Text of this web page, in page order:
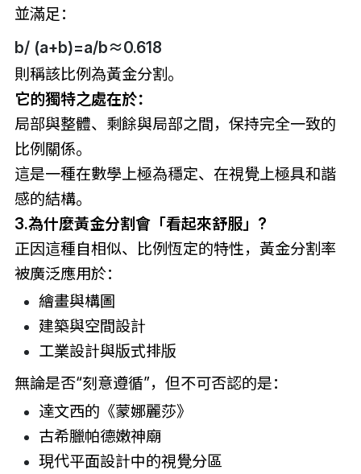
並滿足：
b/ (a+b)=a/b≈0.618
則稱該比例為黃金分割。
它的獨特之處在於：
局部與整體、剩餘與局部之間，保持完全一致的
比例關係。
這是一種在數學上極為穩定、在視覺上極具和諧
感的結構。
3.為什麼黃金分割會「看起來舒服」?
正因這種自相似、比例恆定的特性，黃金分割率
被廣泛應用於：
繪畫與構圖
建築與空間設計
工業設計與版式排版
無論是否“刻意遵循”，但不可否認的是：
達文西的《蒙娜麗莎》
古希臘帕德嫩神廟
現代平面設計中的視覺分區